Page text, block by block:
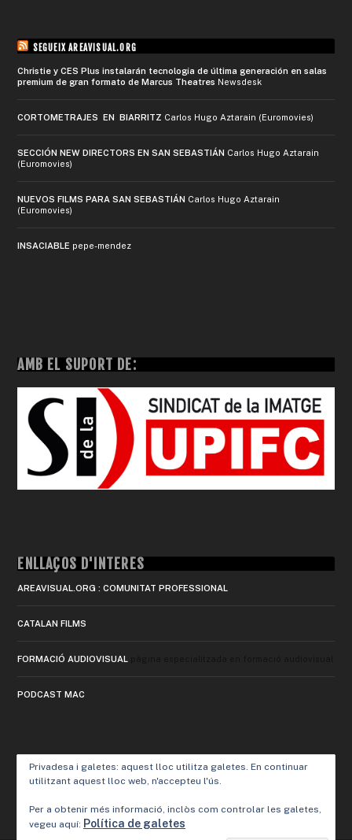
SEGUEIX AREAVISUAL.ORG
Christie y CES Plus instalarán tecnología de última generación en salas
premium de gran formato de Marcus Theatres Newsdesk
CORTOMETRAJES EN BIARRITZ Carlos Hugo Aztarain (Euromovies)
SECCIÓN NEW DIRECTORS EN SAN SEBASTIÁN Carlos Hugo Aztarain
(Euromovies)
NUEVOS FILMS PARA SAN SEBASTIÁN Carlos Hugo Aztarain
(Euromovies)
INSACIABLE pepe-mendez
AMB EL SUPORT DE:
ENLLAÇOS D'INTERÈS
AREAVISUAL.ORG : COMUNITAT PROFESSIONAL
CATALAN FILMS
FORMACIÓ AUDIOVISUAL
PODCAST MAC
Privadesa i galetes: aquest lloc utilitza galetes. En continuar
utilitzant aquest lloc web, n'accepteu l'ús.
Per a obtenir més informació, inclòs com controlar les galetes,
vegeu aquí: Política de galetes